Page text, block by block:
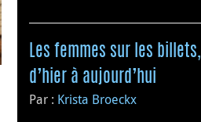
Les femmes sur les billets,
d’hier à aujourd’hui
Par : Krista Broeckx